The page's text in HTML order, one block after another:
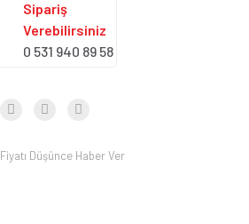
Sipariş
Verebilirsiniz
0 531 940 89 58
Fiyatı Düşünce Haber Ver